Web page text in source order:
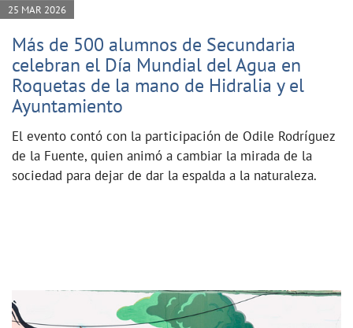
25 MAR 2026
Más de 500 alumnos de Secundaria
celebran el Día Mundial del Agua en
Roquetas de la mano de Hidralia y el
Ayuntamiento
El evento contó con la participación de Odile Rodríguez
de la Fuente, quien animó a cambiar la mirada de la
sociedad para dejar de dar la espalda a la naturaleza.